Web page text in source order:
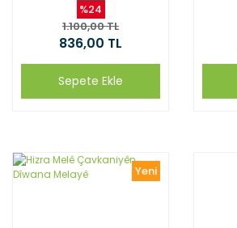
%24
1.100,00 TL
836,00 TL
Sepete Ekle
Yeni